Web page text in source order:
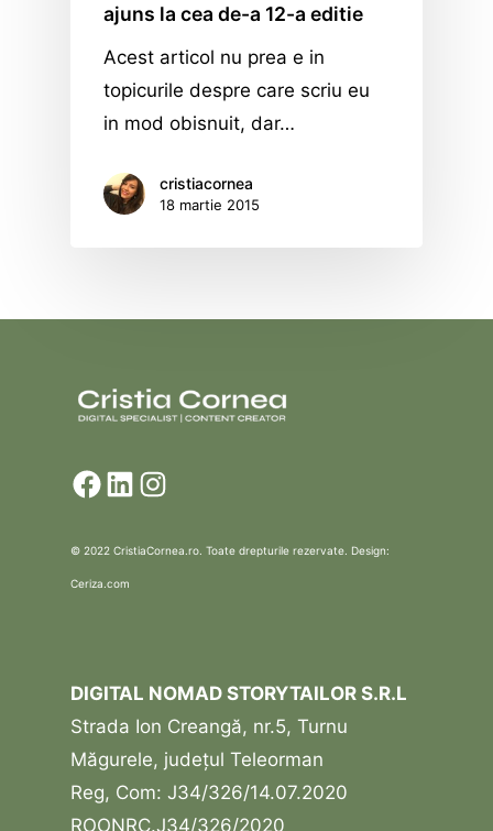
ajuns la cea de-a 12-a editie
Acest articol nu prea e in
topicurile despre care scriu eu
in mod obisnuit, dar…
cristiacornea
18 martie 2015
Facebook
LinkedIn
© 2022 CristiaCornea.ro. Toate drepturile rezervate. Design:
Ceriza.com
DIGITAL NOMAD STORYTAILOR S.R.L
Strada Ion Creangă, nr.5, Turnu
Măgurele, județul Teleorman
Reg, Com: J34/326/14.07.2020
ROONRC.J34/326/2020